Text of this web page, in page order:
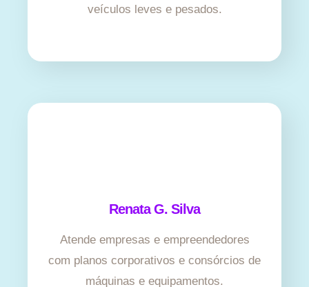
veículos leves e pesados.
Renata G. Silva
Atende empresas e empreendedores
com planos corporativos e consórcios de
máquinas e equipamentos.